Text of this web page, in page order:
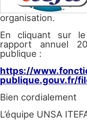
organisation.
En cliquant sur
rapport annuel
publique :
https://
publique.gouv.fr/
Bien cordialement
L’équipe UNSA